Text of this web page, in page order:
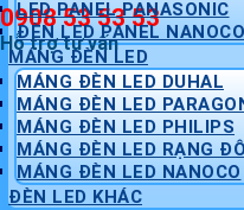
0908 53 53 53
Hỗ trợ tư vấn
LED PANEL PANASONIC
ĐÈN LED PANEL NANOCO
MÁNG ĐÈN LED
MÁNG ĐÈN LED DUHAL
MÁNG ĐÈN LED
MÁNG ĐÈN LED PHILIPS
MÁNG ĐÈN LED RẠNG
MÁNG ĐÈN LED NANOCO
ĐÈN LED KHÁC